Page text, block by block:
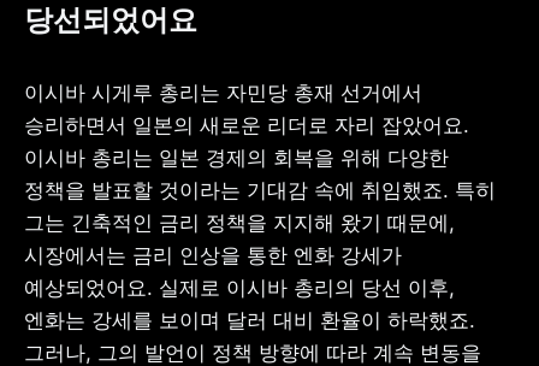
당선되었어요
이시바 시게루 총리는 자민당 총재 선거에서
승리하면서 일본의 새로운 리더로 자리 잡았어요.
이시바 총리는 일본 경제의 회복을 위해 다양한
정책을 발표할 것이라는 기대감 속에 취임했죠. 특히
그는 긴축적인 금리 정책을 지지해 왔기 때문에,
시장에서는 금리 인상을 통한 엔화 강세가
예상되었어요. 실제로 이시바 총리의 당선 이후,
엔화는 강세를 보이며 달러 대비 환율이 하락했죠.
그러나, 그의 발언이 정책 방향에 따라 계속 변동을